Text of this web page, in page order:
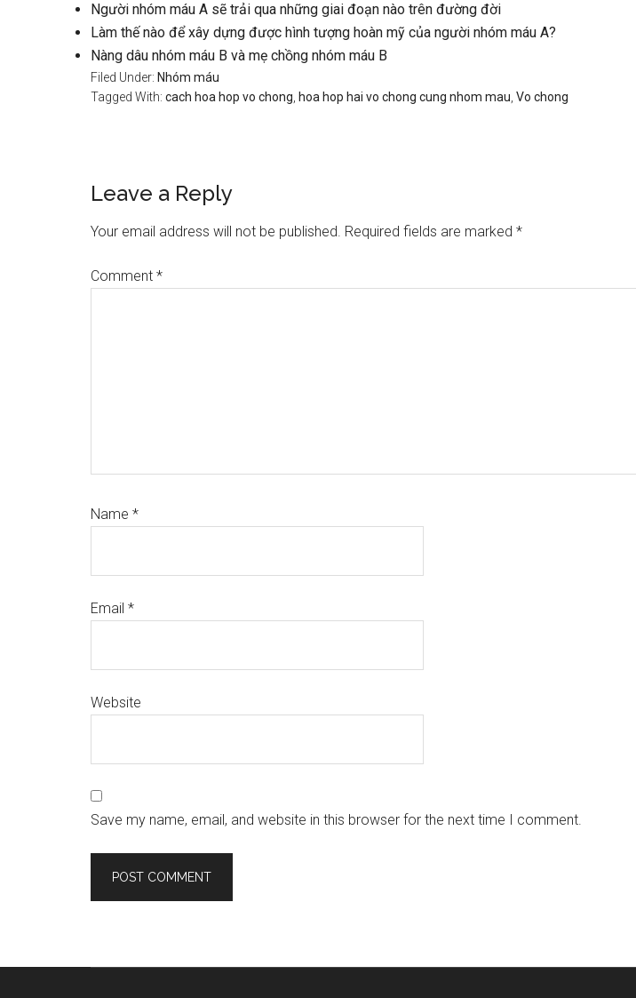
Người nhóm máu A sẽ trải qua những giai đoạn nào trên đường đời
Làm thế nào để xây dựng được hình tượng hoàn mỹ của người nhóm máu A?
Nàng dâu nhóm máu B và mẹ chồng nhóm máu B
Filed Under: Nhóm máu
Tagged With: cach hoa hop vo chong hoa hop hai vo chong cung nhom mau Vo chong
Reader
Interactions
Leave a Reply
Your email address will not be published. Required fields are marked *
Comment *
Name *
Email *
Website
Save my name, email, and website in this browser for the next time I comment.